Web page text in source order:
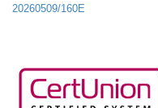
20260509/160E